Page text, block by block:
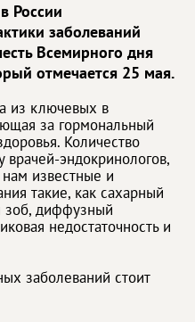
России
заболеваний
Всемирного дня
отмечается 25 мая.
из ключевых в
за гормональный
Количество
эндокринологов,
известные и
такие, как сахарный
зоб, диффузный
недостаточность и
заболеваний стоит